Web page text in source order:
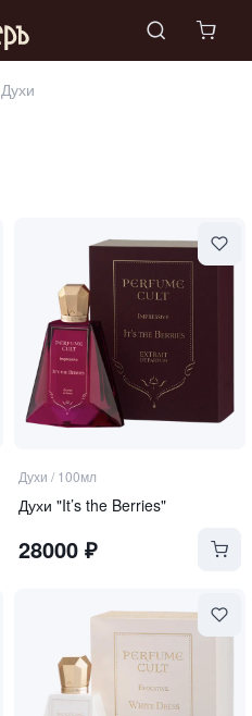
Духи
Духи / 100мл
Духи "It’s the Berries"
28000₽